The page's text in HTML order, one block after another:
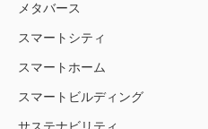
メタバース
スマートシティ
スマートホーム
スマートビルディング